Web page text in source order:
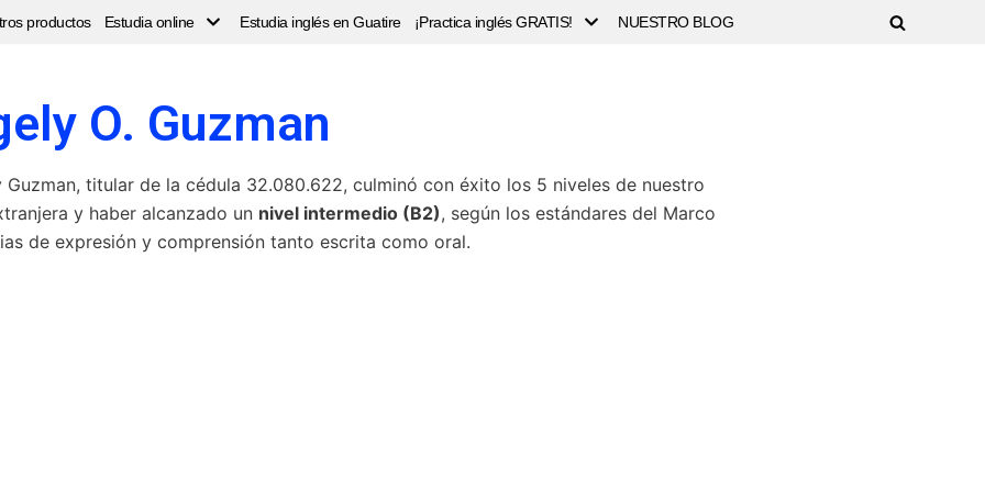
productos Estudia online Estudia inglés en Guatire ¡Practica inglés GRATIS! NUESTRO BLOG
O. Guzman
Guzman, titular de la cédula 32.080.622, culminó con éxito los 5 niveles de nuestro
y haber alcanzado un nivel intermedio (B2), según los estándares del Marco
de expresión y comprensión tanto escrita como oral.